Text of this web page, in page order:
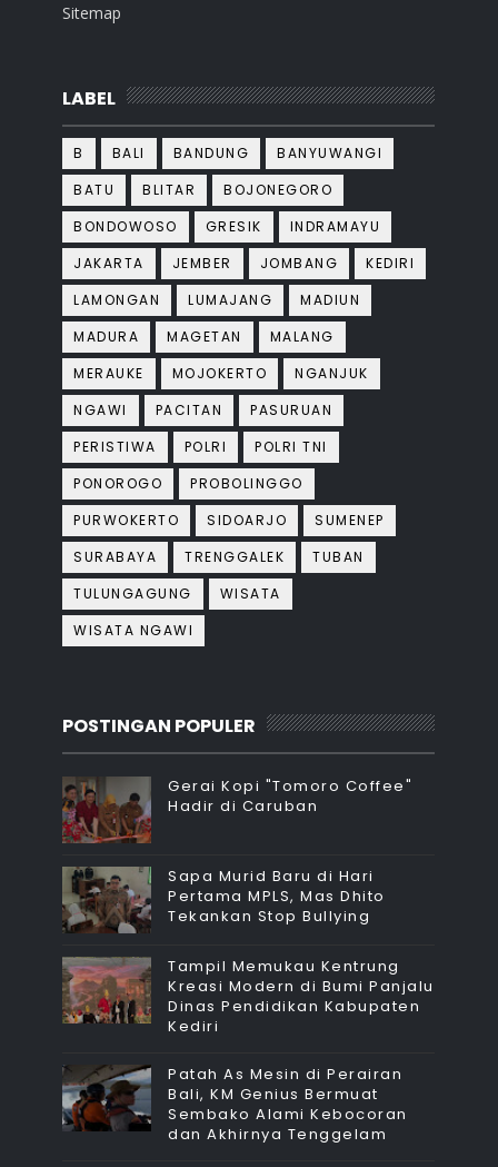
Sitemap
LABEL
B BALI BANDUNG
BANYUWANGI
BATU
BLITAR
BOJONEGORO
BONDOWOSO
GRESIK
INDRAMAYU
JAKARTA
JEMBER JOMBANG
KEDIRI
LAMONGAN
LUMAJANG
MADIUN
MADURA
MAGETAN
MALANG
MERAUKE
MOJOKERTO
NGANJUK
NGAWI
PACITAN
PASURUAN
PERISTIWA
POLRI
POLRI TNI
PONOROGO
PROBOLINGGO
PURWOKERTO
SIDOARJO
SUMENEP
SURABAYA
TRENGGALEK
TUBAN
TULUNGAGUNG
WISATA
WISATA NGAWI
POSTINGAN POPULER
Gerai Kopi "Tomoro Coffee"
Hadir di Caruban
Sapa Murid Baru di Hari
Pertama MPLS, Mas Dhito
Tekankan Stop Bullying
Tampil Memukau Kentrung
Kreasi Modern di Bumi Panjalu
Dinas Pendidikan Kabupaten
Kediri
Patah As Mesin di Perairan
Bali, KM Genius Bermuat
Sembako Alami Kebocoran
dan Akhirnya Tenggelam